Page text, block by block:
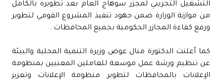
التشغيل التجريبي لمجزر سوهاج العام بعد تطويره بالكامل
من موازنة الوزارة ضمن جهود تنفيذ المشروع القومي لتطوير
ورفع كفاءة المجازر الحكومية بجميع المحافظات .
كما أعلنت الدكتورة منال عوض وزيرة التنمية المحلية والبيئة
عن تنظيم ورشة عمل موسعة للعاملين المعنيين بمنظومة
الإعلانات بالمحافظات لتطوير منظومة الإعلانات وتعزيز